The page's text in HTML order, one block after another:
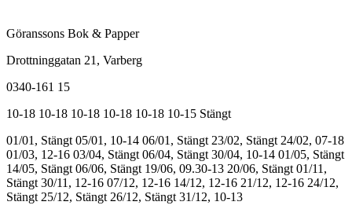
Göranssons Bok & Papper
Drottninggatan 21 , Varberg
0340-161 15
10-18 10-18 10-18 10-18 10-18 10-15 Stängt
01/01, Stängt 05/01, 10-14 06/01, Stängt 23/02, Stängt 24/02, 07-18
01/03, 12-16 03/04, Stängt 06/04, Stängt 30/04, 10-14 01/05, Stängt
14/05, Stängt 06/06, Stängt 19/06, 09.30-13 20/06, Stängt 01/11,
Stängt 30/11, 12-16 07/12, 12-16 14/12, 12-16 21/12, 12-16 24/12,
Stängt 25/12, Stängt 26/12, Stängt 31/12, 10-13